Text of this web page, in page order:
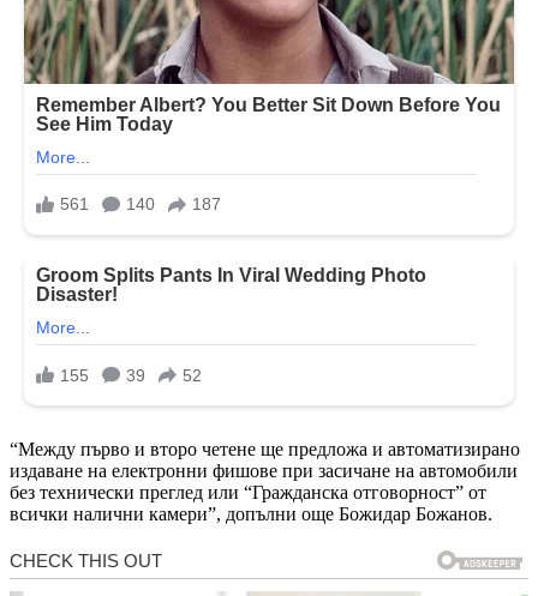
“Между първо и второ четене ще предложа и автоматизирано
издаване на електронни фишове при засичане на автомобили
без технически преглед или “Гражданска отговорност” от
всички налични камери”, допълни още Божидар Божанов.